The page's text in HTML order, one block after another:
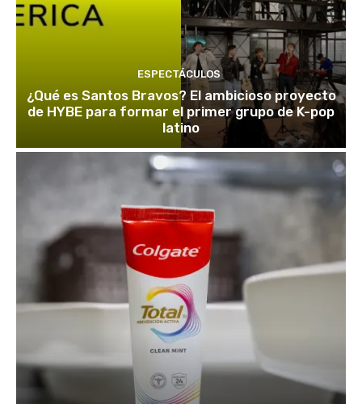
ESPECTÁCULOS
¿Qué es Santos Bravos? El ambicioso proyecto
de HYBE para formar el primer grupo de K-pop
latino